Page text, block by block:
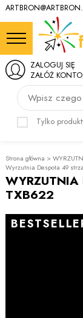
Wpisz czego
Tylko
ZALOGUJ SIĘ
ZAŁÓŻ KONTO
Strona główna >
Wyrzutnia Despota 49
TXB622